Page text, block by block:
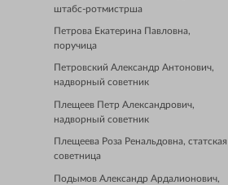
штабс-ротмистрша
Петрова Екатерина Павловна,
поручица
Петровский Александр Антонович,
надворный советник
Плещеев Петр Александрович,
надворный советник
Плещеева Роза Ренальдовна, статская
советница
Подымов Александр Ардалионович,